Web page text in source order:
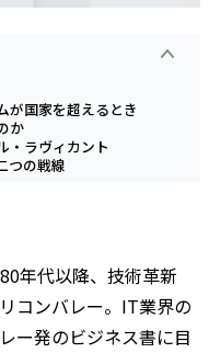
国家を超えるとき
か
・ラヴィカント
つの戦線
年代以降、技術革新
コンバレー。IT業界の
ー発のビジネス書に目